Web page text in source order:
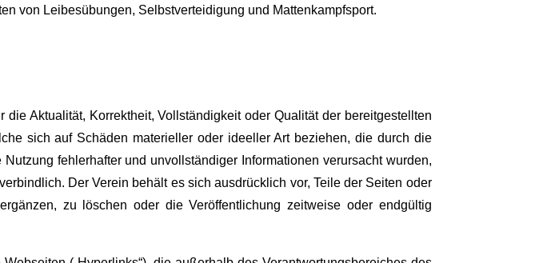
von Leibesübungen, Selbstverteidigung und Mattenkampfsport.
die Aktualität, Korrektheit, Vollständigkeit oder Qualität der bereitgestellten
sich auf Schäden materieller oder ideeller Art beziehen, die durch die
fehlerhafter und unvollständiger Informationen verursacht wurden,
Der Verein behält es sich ausdrücklich vor, Teile der Seiten oder
zu löschen oder die Veröffentlichung zeitweise oder endgültig